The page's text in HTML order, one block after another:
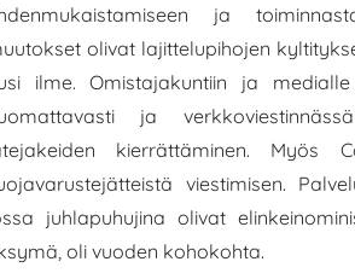
ja
olivat lajittelupihojen
ilme. Omistajakuntiin ja
ja
kierrättäminen. Myös
viestimisen.
juhlapuhujina olivat
oli vuoden kohokohta.